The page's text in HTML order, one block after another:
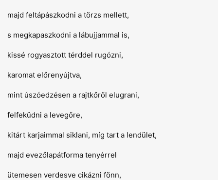
majd feltápászkodni a törzs mellett,
s megkapaszkodni a lábujjammal is,
kissé rogyasztott térddel rugózni,
karomat előrenyújtva,
mint úszóedzésen a rajtkőről elugrani,
felfeküdni a levegőre,
kitárt karjaimmal siklani, míg tart a lendület,
majd evezőlapátforma tenyérrel
ütemesen verdesve cikázni fönn,